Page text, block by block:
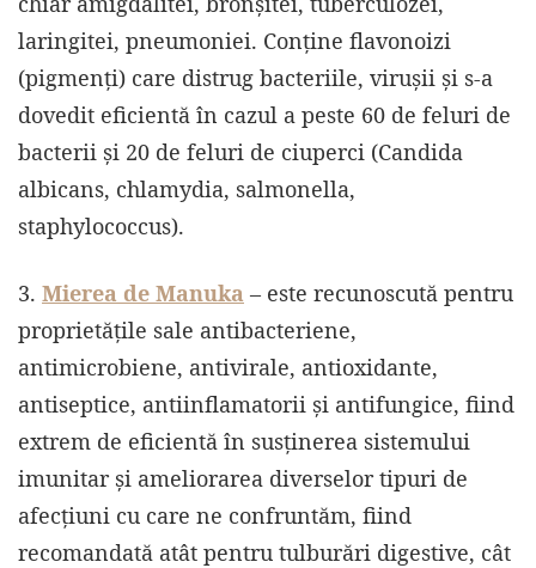
laringitei, pneumoniei. Conține flavonoizi
(pigmenți) care distrug bacteriile, virușii și s-a
dovedit eficientă în cazul a peste 60 de feluri de
bacterii şi 20 de feluri de ciuperci (Candida
albicans, chlamydia, salmonella,
staphylococcus).
3. Mierea de Manuka – este recunoscută pentru
proprietățile sale antibacteriene,
antimicrobiene, antivirale, antioxidante,
antiseptice, antiinflamatorii și antifungice, fiind
extrem de eficientă în susținerea sistemului
imunitar și ameliorarea diverselor tipuri de
afecțiuni cu care ne confruntăm, fiind
recomandată atât pentru tulburări digestive, cât